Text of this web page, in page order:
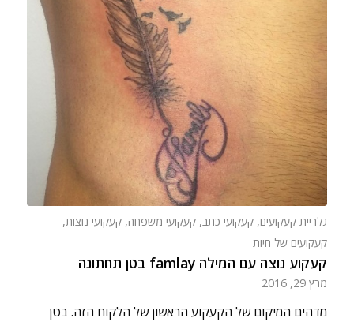
גלריית קעקועים, קעקועי כתב, קעקועי משפחה, קעקועי נוצות,
קעקועים של חיות
קעקוע נוצה עם המילה famlay בטן תחתונה
מרץ 29, 2016
מדהים המיקום של הקעקוע הראשון של הלקוח הזה. בטן